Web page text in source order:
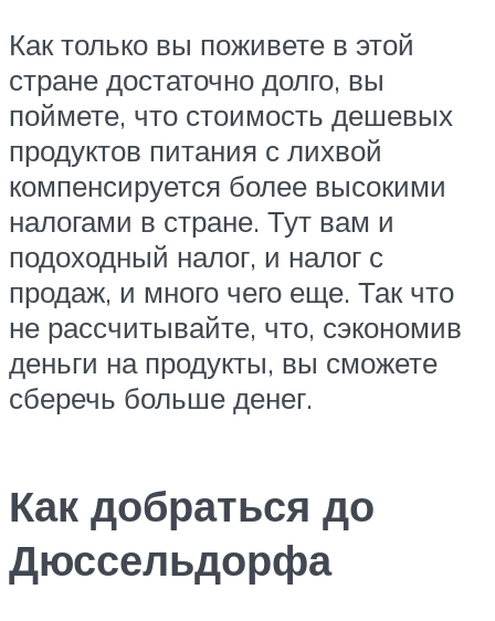
Как только вы поживете в этой
стране достаточно долго, вы
поймете, что стоимость дешевых
продуктов питания с лихвой
компенсируется более высокими
налогами в стране. Тут вам и
подоходный налог, и налог с
продаж, и много чего еще. Так что
не рассчитывайте, что, сэкономив
деньги на продукты, вы сможете
сберечь больше денег.
Как добраться до
Дюссельдорфа